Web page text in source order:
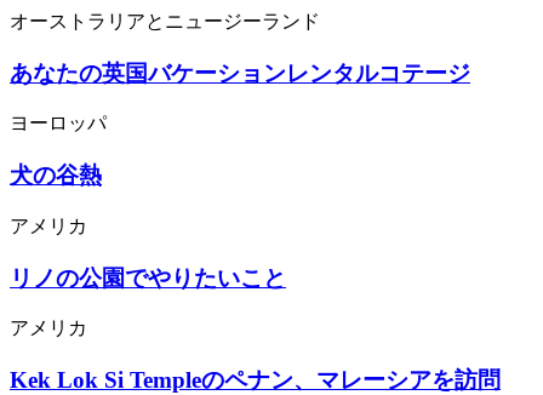
オーストラリアとニュージーランド
あなたの英国バケーションレンタルコテージ
ヨーロッパ
犬の谷熱
アメリカ
リノの公園でやりたいこと
アメリカ
Kek Lok Si Templeのペナン、マレーシアを訪問